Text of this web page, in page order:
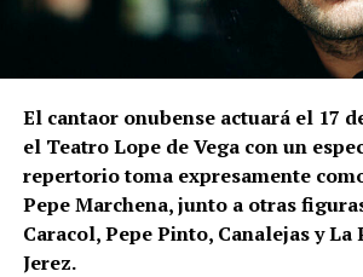
El cantaor onubense actuará el 17
el Teatro Lope de Vega con un
repertorio toma expresamente
Pepe Marchena, junto a otras
Caracol, Pepe Pinto, Canalejas y La
Jerez.